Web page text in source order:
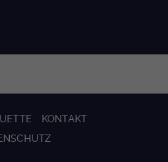
KONTAKT